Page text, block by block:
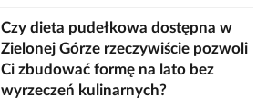
Czy dieta pudełkowa dostępna w
Zielonej Górze rzeczywiście pozwoli
Ci zbudować formę na lato bez
wyrzeczeń kulinarnych?